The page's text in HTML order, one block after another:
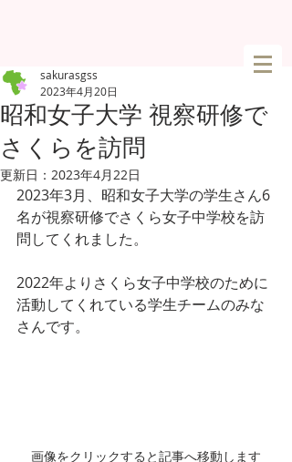
昭和女子大学 視察研修で
さくらを訪問
sakurasgss
2023年4月20日
更新日： 2023年4月22日
2023年3月、昭和女子大学の学生さん6
名が視察研修でさくら女子中学校を訪
問してくれました。
2022年よりさくら女子中学校のために
活動してくれている学生チームのみな
さんです。
画像をクリックすると記事へ移動します